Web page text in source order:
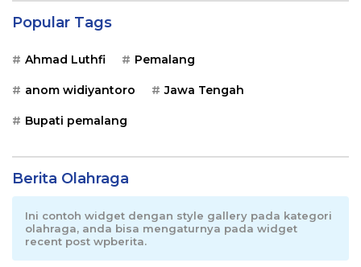
Popular Tags
Ahmad Luthfi Pemalang
anom widiyantoro Jawa Tengah
Bupati pemalang
Berita Olahraga
Ini contoh widget dengan style gallery pada kategori
olahraga, anda bisa mengaturnya pada widget
recent post wpberita.